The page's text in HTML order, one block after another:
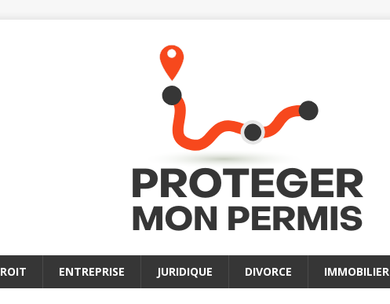
ENTREPRISE JURIDIQUE DIVORCE IMMOBILIER